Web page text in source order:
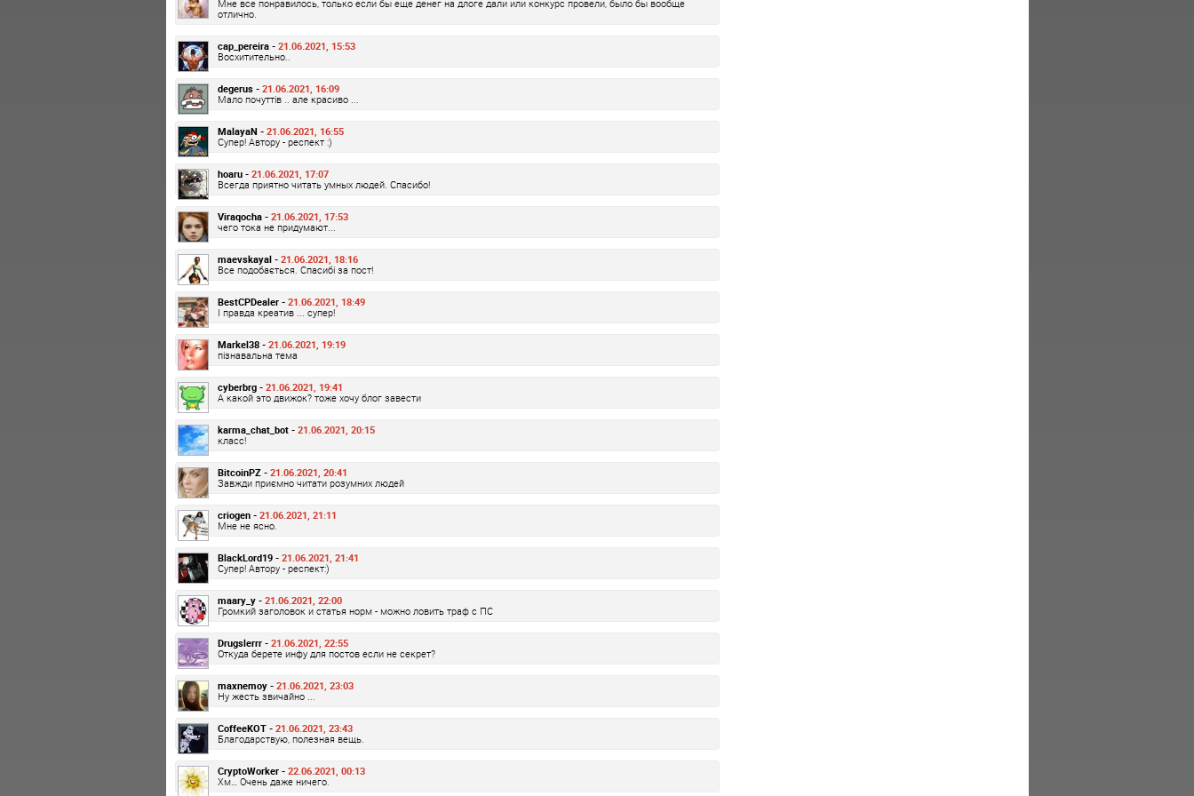
Мне все понравилось, только если бы еще денег на длоге дали или конкурс провели, было бы вообще
отлично.
cap_pereira - 21.06.2021, 15:53
Восхитительно..
degerus - 21.06.2021, 16:09
Мало почуттів .. але красиво ...
MalayaN - 21.06.2021, 16:55
Супер! Автору - респект :)
hoaru - 21.06.2021, 17:07
Всегда приятно читать умных людей. Спасибо!
Viraqocha - 21.06.2021, 17:53
чего тока не придумают...
maevskayal - 21.06.2021, 18:16
Все подобається. Спасибі за пост!
BestCPDealer - 21.06.2021, 18:49
І правда креатив ... супер!
Markel38 - 21.06.2021, 19:19
пізнавальна тема
cyberbrg - 21.06.2021, 19:41
А какой это движок? тоже хочу блог завести
karma_chat_bot - 21.06.2021, 20:15
класс!
BitcoinPZ - 21.06.2021, 20:41
Завжди приємно читати розумних людей
criogen - 21.06.2021, 21:11
Мне не ясно.
BlackLord19 - 21.06.2021, 21:41
Супер! Автору - респект:)
maary_y - 21.06.2021, 22:00
Громкий заголовок и статья норм - можно ловить траф с ПС
Drugslerrr - 21.06.2021, 22:55
Откуда берете инфу для постов если не секрет?
maxnemoy - 21.06.2021, 23:03
Ну жесть звичайно ...
CoffeeKOT - 21.06.2021, 23:43
Благодарствую, полезная вещь.
CryptoWorker - 22.06.2021, 00:13
Хм… Очень даже ничего.